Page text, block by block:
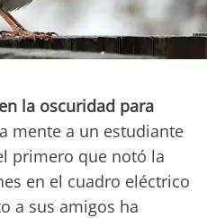
la oscuridad para
mente a un estudiante
primero que notó la
en el cuadro eléctrico
a sus amigos ha